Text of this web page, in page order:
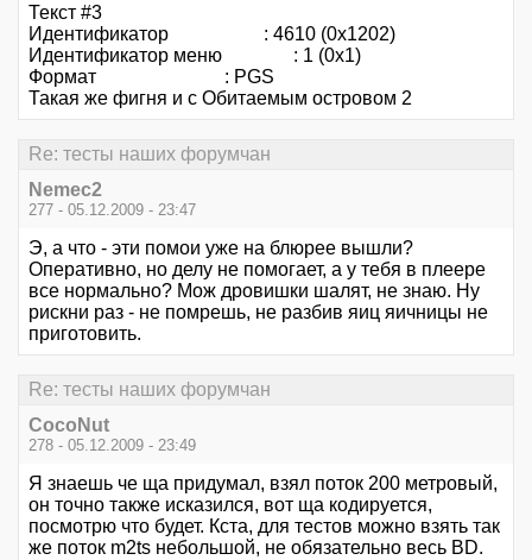
Текст #3
Идентификатор : 4610 (0x1202)
Идентификатор меню : 1 (0x1)
Формат : PGS
Такая же фигня и с Обитаемым островом 2
Re: тесты наших форумчан
Nemec2
277 - 05.12.2009 - 23:47
Э, а что - эти помои уже на блюрее вышли?
Оперативно, но делу не помогает, а у тебя в плеере
все нормально? Мож дровишки шалят, не знаю. Ну
рискни раз - не помрешь, не разбив яиц яичницы не
приготовить.
Re: тесты наших форумчан
CocoNut
278 - 05.12.2009 - 23:49
Я знаешь че ща придумал, взял поток 200 метровый,
он точно также исказился, вот ща кодируется,
посмотрю что будет. Кста, для тестов можно взять так
же поток m2ts небольшой, не обязательно весь BD.